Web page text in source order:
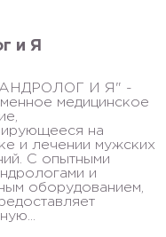
и Я
И Я" -
медицинское
на
и лечении мужских
С опытными
и
оборудованием,